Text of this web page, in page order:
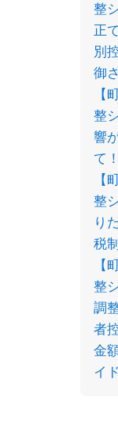
整
正
別
御
【
整
響
て！
【
整
り
税
【
整
調
者
金
イド